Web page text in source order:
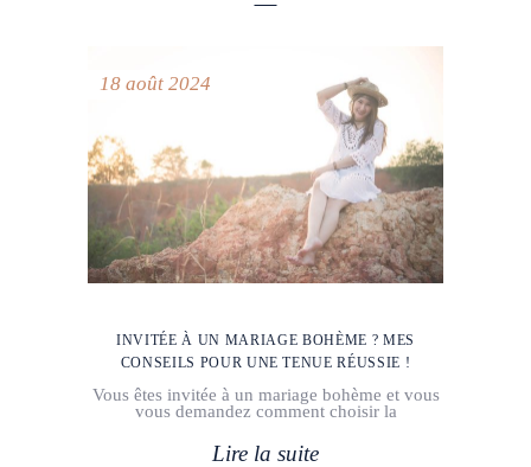
18 août 2024
INVITÉE À UN MARIAGE BOHÈME ? MES
CONSEILS POUR UNE TENUE RÉUSSIE !
Vous êtes invitée à un mariage bohème et vous
vous demandez comment choisir la
Lire la suite